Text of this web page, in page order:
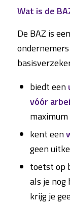
Wat is de
De BAZ is
biedt een
vóór
kent een
geen
toetst op
als je
krijg je